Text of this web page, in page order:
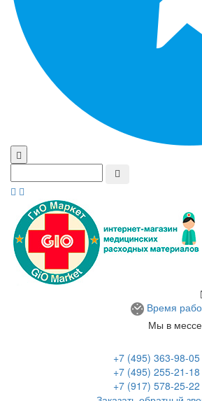
Время
Мы в
+7 (495) 363-98-05
+7 (495) 255-21-18
+7 (917) 578-25-22